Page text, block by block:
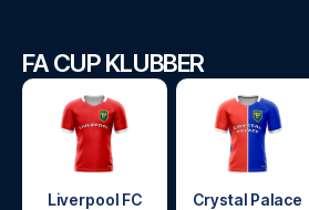
FA CUP KLUBBER
Liverpool FC Crystal Palace